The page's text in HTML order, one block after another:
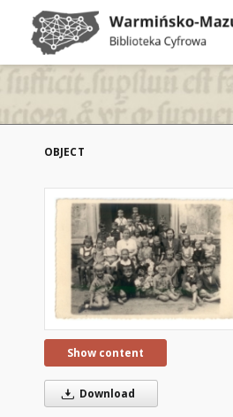
OBJECT
Show content
Download